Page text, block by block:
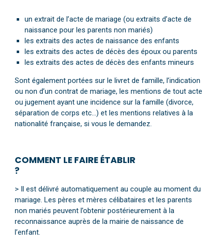
un extrait de l’acte de mariage (ou extraits d’acte de
naissance pour les parents non mariés)
les extraits des actes de naissance des enfants
les extraits des actes de décès des époux ou parents
les extraits des actes de décès des enfants mineurs
Sont également portées sur le livret de famille, l’indication
ou non d’un contrat de mariage, les mentions de tout acte
ou jugement ayant une incidence sur la famille (divorce,
séparation de corps etc…) et les mentions relatives à la
nationalité française, si vous le demandez.
COMMENT LE FAIRE ÉTABLIR
?
> Il est délivré automatiquement au couple au moment du
mariage. Les pères et mères célibataires et les parents
non mariés peuvent l’obtenir postérieurement à la
reconnaissance auprès de la mairie de naissance de
l’enfant.